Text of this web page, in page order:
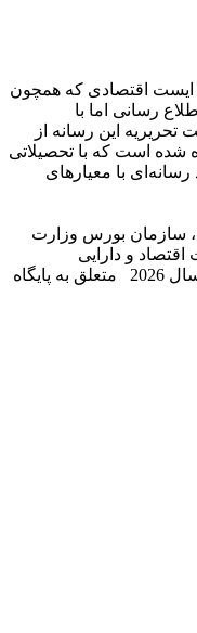
ایست اقتصادی که همچون
رسانی اما با
تحریریه این رسانه از
شده است که با تحصیلاتی
با معیار‌های
، سازمان بورس وزارت
و دارایی
© تمامی حقوق مادی و معنوی سایت تا سال 2026 متعلق به پایگاه